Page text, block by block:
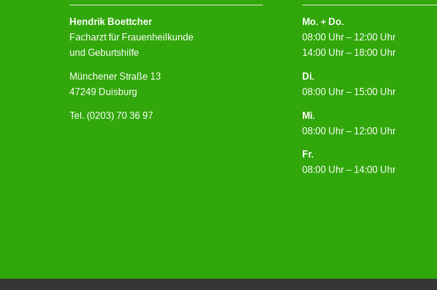
Hendrik Boettcher
Facharzt für Frauenheilkunde
und Geburtshilfe
Münchener Straße 13
47249 Duisburg
Tel. (0203) 70 36 97
Mo. + Do.
08:00 Uhr – 12:00 Uhr
14:00 Uhr – 18:00 Uhr
Di.
08:00 Uhr – 15:00 Uhr
Mi.
08:00 Uhr – 12:00 Uhr
Fr.
08:00 Uhr – 14:00 Uhr